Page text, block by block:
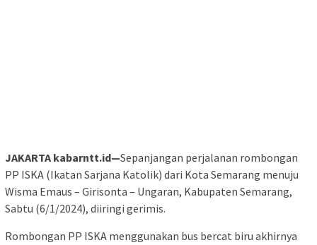
JAKARTA kabarntt.id—Sepanjangan perjalanan rombongan
PP ISKA (Ikatan Sarjana Katolik) dari Kota Semarang menuju
Wisma Emaus – Girisonta – Ungaran, Kabupaten Semarang,
Sabtu (6/1/2024), diiringi gerimis.
Rombongan PP ISKA menggunakan bus bercat biru akhirnya